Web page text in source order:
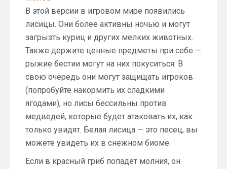
В этой версии в игровом мире появились
лисицы. Они более активны ночью и могут
загрызть куриц и других мелких животных.
Также держите ценные предметы при себе —
рыжие бестии могут на них покуситься. В
свою очередь они могут защищать игроков
(попробуйте накормить их сладкими
ягодами), но лисы бессильны против
медведей, которые будет атаковать их, как
только увидят. Белая лисица — это песец, вы
можете увидеть их в снежном биоме.
Если в красный гриб попадет молния, он